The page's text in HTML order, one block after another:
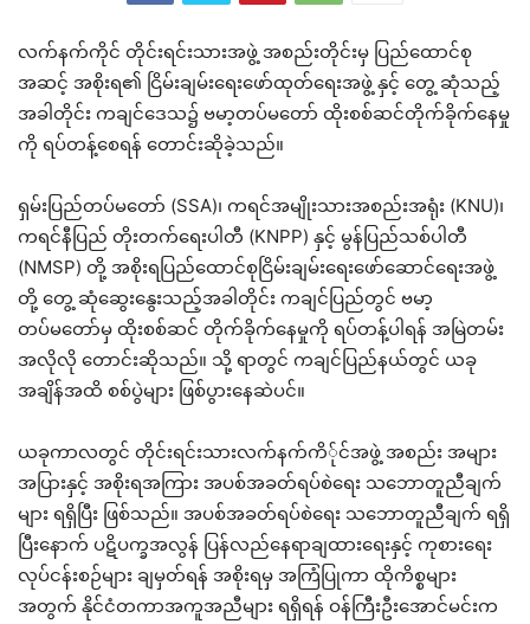
လက်နက်ကိုင် တိုင်းရင်းသားအဖွဲ့ အစည်းတိုင်းမှ ပြည်ထောင်စု
အဆင့် အစိုးရ၏ ငြိမ်းချမ်းရေးဖော်ထုတ်ရေးအဖွဲ့ နှင့် တွေ့ ဆုံသည့်
အခါတိုင်း ကချင်ဒေသ၌ ဗမာ့တပ်မတော် ထိုးစစ်ဆင်တိုက်ခိုက်နေမှု
ကို ရပ်တန့်စေရန် တောင်းဆိုခဲ့သည်။
ရှမ်းပြည်တပ်မတော် (SSA)၊ ကရင်အမျိုးသားအစည်းအရုံး (KNU)၊
ကရင်နီပြည် တိုးတက်ရေးပါတီ (KNPP) နှင့် မွန်ပြည်သစ်ပါတီ
(NMSP) တို့ အစိုးရပြည်ထောင်စုငြိမ်းချမ်းရေးဖော်ဆောင်ရေးအဖွဲ့
တို့ တွေ့ ဆုံဆွေးနွေးသည့်အခါတိုင်း ကချင်ပြည်တွင် ဗမာ့
တပ်မတော်မှ ထိုးစစ်ဆင် တိုက်ခိုက်နေမှုကို ရပ်တန့်ပါရန် အမြဲတမ်း
အလိုလို တောင်းဆိုသည်။ သို့ ရာတွင် ကချင်ပြည်နယ်တွင် ယခု
အချိန်အထိ စစ်ပွဲများ ဖြစ်ပွားနေဆဲပင်။
ယခုကာလတွင် တိုင်းရင်းသားလက်နက်ကိ်ုင်အဖွဲ့ အစည်း အများ
အပြားနှင့် အစိုးရအကြား အပစ်အခတ်ရပ်စဲရေး သဘောတူညီချက်
များ ရရှိပြီး ဖြစ်သည်။ အပစ်အခတ်ရပ်စဲရေး သဘောတူညီချက် ရရှိ
ပြီးနောက် ပဋိပက္ခအလွန် ပြန်လည်နေရာချထားရေးနှင့် ကုစားရေး
လုပ်ငန်းစဉ်များ ချမှတ်ရန် အစိုးရမှ အကြံပြုကာ ထိုကိစ္စများ
အတွက် နိုင်ငံတကာအကူအညီများ ရရှိရန် ဝန်ကြီးဦးအောင်မင်းက